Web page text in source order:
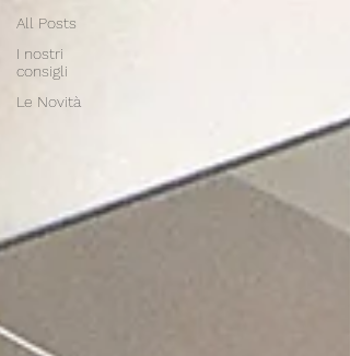
All Posts
I nostri
consigli
Le Novità